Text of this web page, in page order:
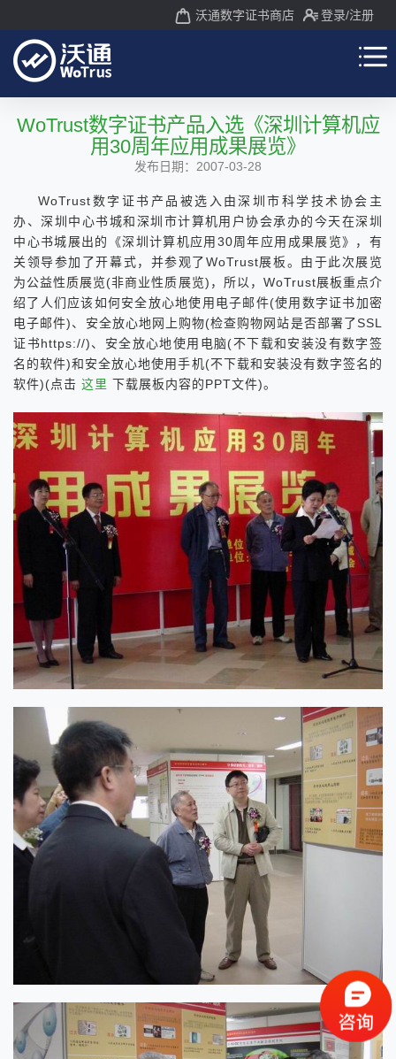
沃通数字证书商店 登录/注册
WoTrust数字证书产品入选《深圳计算机应
用30周年应用成果展览》
发布日期：2007-03-28
WoTrust数字证书产品被选入由深圳市科学技术协会主
办、深圳中心书城和深圳市计算机用户协会承办的今天在深圳
中心书城展出的《深圳计算机应用30周年应用成果展览》，有
关领导参加了开幕式，并参观了WoTrust展板。由于此次展览
为公益性质展览(非商业性质展览)，所以，WoTrust展板重点介
绍了人们应该如何安全放心地使用电子邮件(使用数字证书加密
电子邮件)、安全放心地网上购物(检查购物网站是否部署了SSL
证书https://)、安全放心地使用电脑(不下载和安装没有数字签
名的软件)和安全放心地使用手机(不下载和安装没有数字签名的
软件)(点击 这里下载展板内容的PPT文件)。